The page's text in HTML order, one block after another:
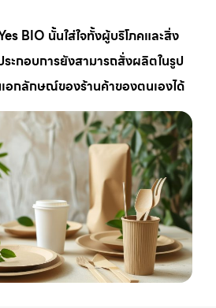
BIO นั้นใส่ใจทั้งผู้บริโภคและสิ่ง
ะกอบการยังสามารถสั่งผลิตในรูป
อกลักษณ์ของร้านค้าของตนเองได้